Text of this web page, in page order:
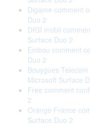
Digame comment
Duo 2
DIGI mobil
Surface Duo 2
Embou comment
Duo 2
Bouygues
Microsoft Surface
Free comment
2
Orange France
Surface Duo 2